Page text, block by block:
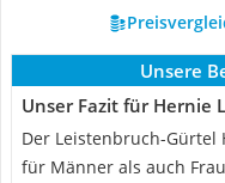
Unsere
Unser Fazit für Hernie
Der Leistenbruch-Gürtel
für Männer als auch